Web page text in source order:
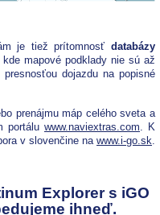
je tiež prítomnosť databázy
mapové podklady nie sú až
dojazdu na popisné
prenájmu máp celého sveta a
portálu www.naviextras.com. K
v slovenčine na www.i-go.sk.
Explorer s iGO
ihneď.